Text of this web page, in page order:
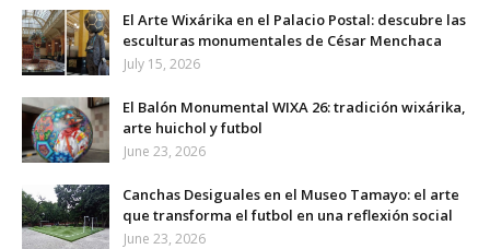
El Arte Wixárika en el Palacio Postal: descubre las
esculturas monumentales de César Menchaca
July 15, 2026
El Balón Monumental WIXA 26: tradición wixárika,
arte huichol y futbol
June 23, 2026
Canchas Desiguales en el Museo Tamayo: el arte
que transforma el futbol en una reflexión social
June 23, 2026